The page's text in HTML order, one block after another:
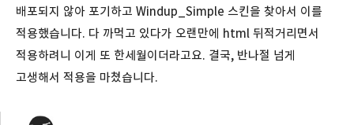
배포되지 않아 포기하고 Windup_Simple 스킨을 찾아서 이를
적용했습니다. 다 까먹고 있다가 오랜만에 html 뒤적거리면서
적용하려니 이게 또 한세월이더라고요. 결국, 반나절 넘게
고생해서 적용을 마쳤습니다.